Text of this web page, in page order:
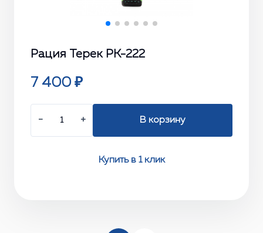
Рация Терек РК-222
7 400 ₽
− + В корзину
Купить в 1 клик